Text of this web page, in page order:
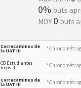
0% buts
MOY 0 buts
Correcaminos de
la UAT III
CD Estudiantes
Tecos II
Correcaminos de
la UAT III